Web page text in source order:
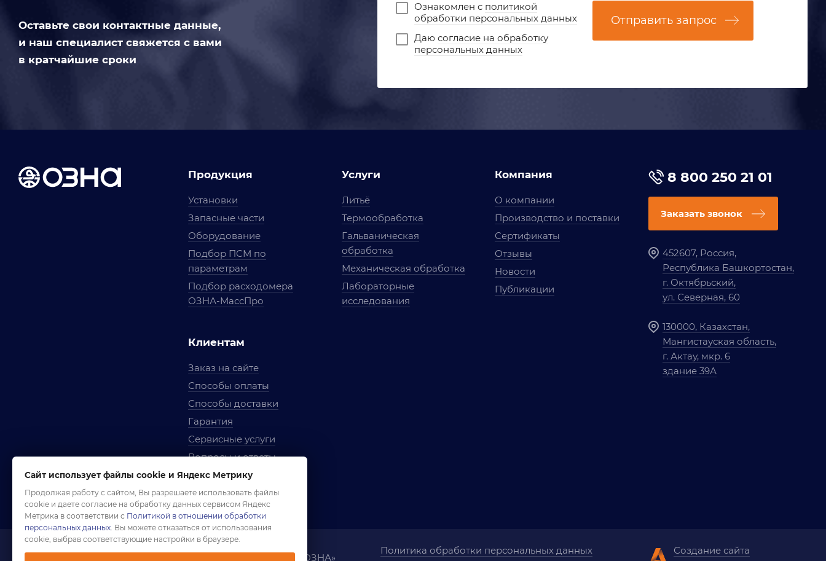
Оставьте свои контактные данные,
и наш специалист свяжется с вами
в кратчайшие сроки
Ознакомлен с политикой
обработки персональных данных
Даю согласие на обработку
персональных данных
Отправить запрос
Продукция
Установки
Запасные части
Оборудование
Подбор ПСМ по
параметрам
Подбор расходомера
ОЗНА-МассПро
Клиентам
Заказ на сайте
Способы оплаты
Способы доставки
Гарантия
Сервисные услуги
Вопросы и ответы
Условия сотрудничества
Правила использования
Услуги
Литьё
Термообработка
Гальваническая
обработка
Механическая обработка
Лабораторные
исследования
Компания
О компании
Производство и поставки
Сертификаты
Отзывы
Новости
Публикации
8 800 250 21 01
Заказать звонок
452607, Россия,
Республика Башкортостан,
г. Октябрьский,
ул. Северная, 60
130000, Казахстан,
Мангистауская область,
г. Актау, мкр. 6
здание 39А
Компания «ОЗНА»
Политика обработки персональных данных
Создание сайта
Сайт использует файлы cookie и Яндекс Метрику
Продолжая работу с сайтом, Вы разрешаете использовать файлы
cookie и даете согласие на обработку данных сервисом Яндекс
Метрика в соответствии с Политикой в отношении обработки
персональных данных. Вы можете отказаться от использования
cookie, выбрав соответствующие настройки в браузере.